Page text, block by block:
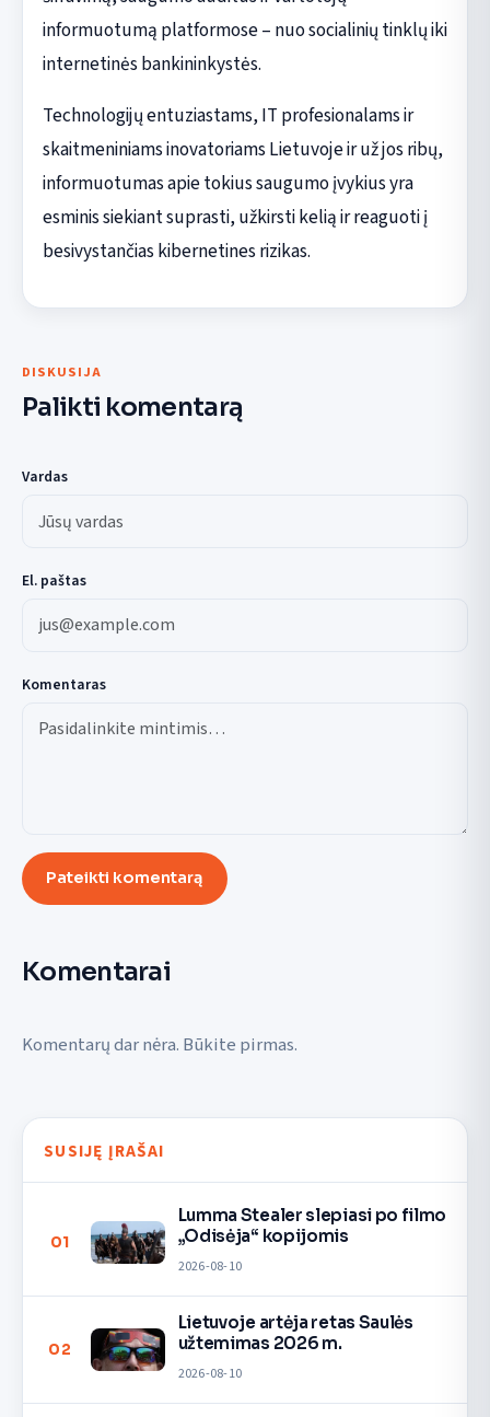
informuotumą platformose – nuo socialinių tinklų iki
internetinės bankininkystės.
Technologijų entuziastams, IT profesionalams ir
skaitmeniniams inovatoriams Lietuvoje ir už jos ribų,
informuotumas apie tokius saugumo įvykius yra
esminis siekiant suprasti, užkirsti kelią ir reaguoti į
besivystančias kibernetines rizikas.
DISKUSIJA
Palikti komentarą
Vardas
El. paštas
Komentaras
Pateikti komentarą
Komentarai
Komentarų dar nėra. Būkite pirmas.
SUSIJĘ ĮRAŠAI
01
Lumma Stealer slepiasi po filmo
„Odisėja“ kopijomis
2026-08-10
02
Lietuvoje artėja retas Saulės
užtemimas 2026 m.
2026-08-10